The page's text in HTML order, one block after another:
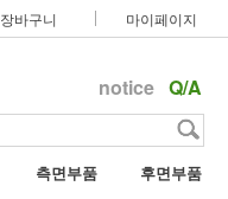
장바구니 마이페이지
notice Q/A
측면부품 후면부품